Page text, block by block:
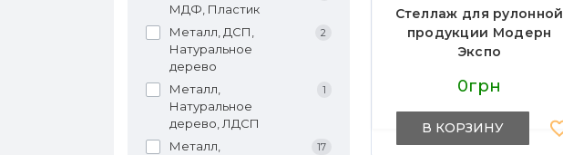
МДФ, Пластик
Металл, ДСП,
Натуральное
дерево
2
Металл,
Натуральное
дерево, ЛДСП
1
Металл,
17
Стеллаж для рулонной
продукции Модерн
Экспо
0грн
В КОРЗИНУ